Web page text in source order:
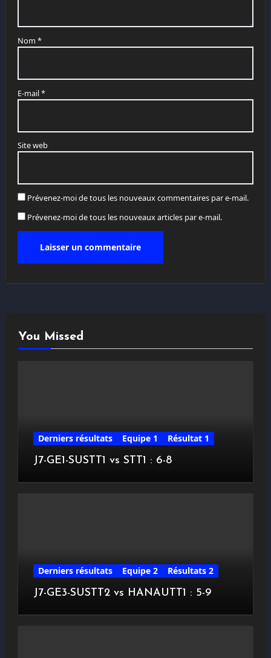
Nom *
E-mail*
Site web
Prévenez-moi de tous les nouveaux commentaires par e-mail.
Prévenez-moi de tous les nouveaux articles par e-mail.
You Missed
Derniers résultats Equipe 1
Résultat 1
J7-GE1-SUSTT1 vs STT1 : 6-8
Derniers résultats Equipe 2
Résultats 2
J7-GE3-SUSTT2 vs HANAUTT1 : 5-9